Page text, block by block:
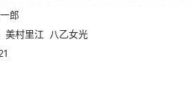
郎
美村里江
八乙女光